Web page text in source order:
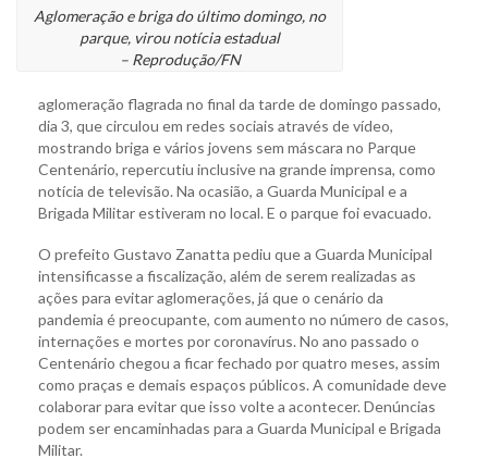
Aglomeração e briga do último domingo, no
parque, virou notícia estadual
– Reprodução/FN
aglomeração flagrada no final da tarde de domingo passado,
dia 3, que circulou em redes sociais através de vídeo,
mostrando briga e vários jovens sem máscara no Parque
Centenário, repercutiu inclusive na grande imprensa, como
notícia de televisão. Na ocasião, a Guarda Municipal e a
Brigada Militar estiveram no local. E o parque foi evacuado.
O prefeito Gustavo Zanatta pediu que a Guarda Municipal
intensificasse a fiscalização, além de serem realizadas as
ações para evitar aglomerações, já que o cenário da
pandemia é preocupante, com aumento no número de casos,
internações e mortes por coronavírus. No ano passado o
Centenário chegou a ficar fechado por quatro meses, assim
como praças e demais espaços públicos. A comunidade deve
colaborar para evitar que isso volte a acontecer. Denúncias
podem ser encaminhadas para a Guarda Municipal e Brigada
Militar.